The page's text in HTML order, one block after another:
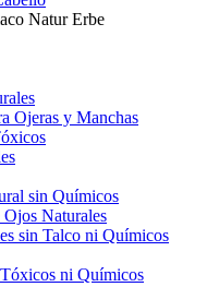
Natur Erbe
Ojeras y Manchas
sin Químicos
Naturales
sin Talco ni Químicos
ni Químicos